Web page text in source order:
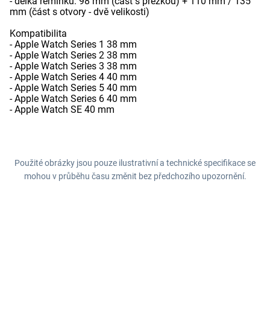
mm (část s otvory - dvě velikosti)
Kompatibilita
- Apple Watch Series 1 38 mm
- Apple Watch Series 2 38 mm
- Apple Watch Series 3 38 mm
- Apple Watch Series 4 40 mm
- Apple Watch Series 5 40 mm
- Apple Watch Series 6 40 mm
- Apple Watch SE 40 mm
Použité obrázky jsou pouze ilustrativní a technické specifikace se
mohou v průběhu času změnit bez předchozího upozornění.